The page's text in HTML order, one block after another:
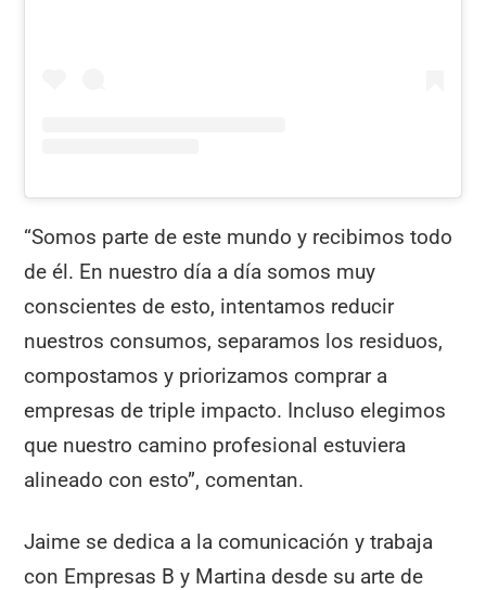
“Somos parte de este mundo y recibimos todo
de él. En nuestro día a día somos muy
conscientes de esto, intentamos reducir
nuestros consumos, separamos los residuos,
compostamos y priorizamos comprar a
empresas de triple impacto. Incluso elegimos
que nuestro camino profesional estuviera
alineado con esto”, comentan.
Jaime se dedica a la comunicación y trabaja
con Empresas B y Martina desde su arte de